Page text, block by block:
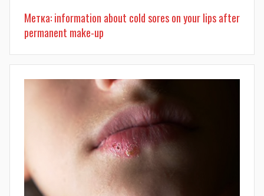
Метка:information about cold sores on your lips after
permanent make-up